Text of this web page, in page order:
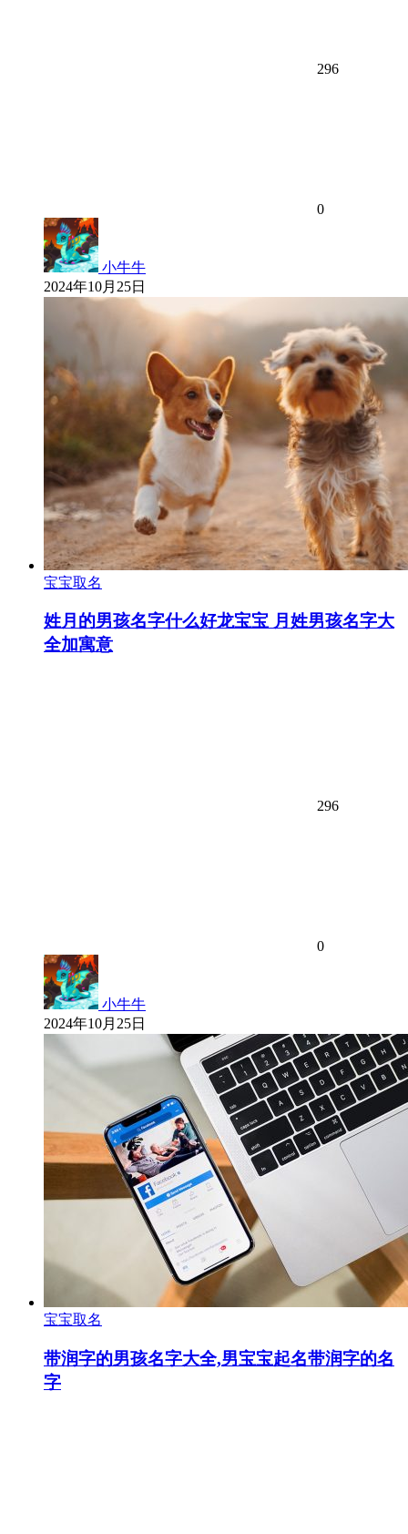
296
0
小牛牛
2024年10月25日
宝宝取名
姓月的男孩名字什么好龙宝宝 月姓男孩名字大
全加寓意
296
0
小牛牛
2024年10月25日
宝宝取名
带润字的男孩名字大全,男宝宝起名带润字的名
字